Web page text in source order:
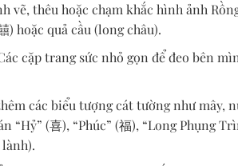
vẽ, thêu hoặc chạm khắc hình ảnh
) hoặc quả cầu (long châu).
cặp trang sức nhỏ gọn để đeo bên
các biểu tượng cát tường như mây,
“Hỷ” (喜), “Phúc” (福), “Long Phụng